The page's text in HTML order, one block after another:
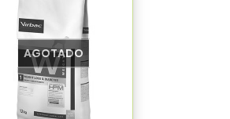
AGOTADO